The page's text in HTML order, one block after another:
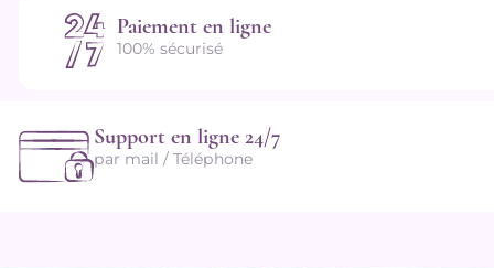
Paiement en ligne
100% sécurisé
Support en ligne 24/7
par mail / Téléphone